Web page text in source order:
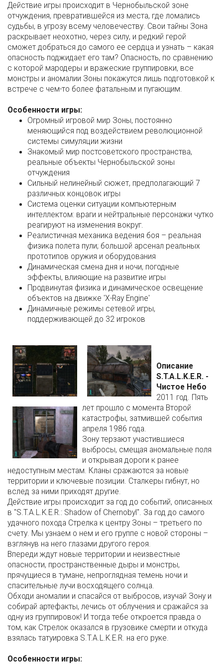
Действие игры происходит в Чернобыльской зоне
отчуждения, превратившейся из места, где ломались
судьбы, в угрозу всему человечеству. Свои тайны Зона
раскрывает неохотно, через силу, и редкий герой
сможет добраться до самого ее сердца и узнать – какая
опасность поджидает его там? Опасность, по сравнению
с которой мародеры и вражеские группировки, все
монстры и аномалии Зоны покажутся лишь подготовкой к
встрече с чем-то более фатальным и пугающим.
Особенности игры:
Огромный игровой мир Зоны, постоянно
меняющийся под воздействием революционной
системы симуляции жизни
Знакомый мир постсоветского пространства,
реальные объекты Чернобыльской зоны
отчуждения
Сильный нелинейный сюжет, предполагающий 7
различных концовок игры
Система оценки ситуации компьютерным
интеллектом: враги и нейтральные персонажи чутко
реагируют на изменения вокруг.
Реалистичная механика ведения боя – реальная
физика полета пули; большой арсенал реальных
прототипов оружия и оборудования
Динамическая смена дня и ночи, погодные
эффекты, влияющие на развитие игры
Продвинутая физика и динамическое освещение
объектов на движке 'X-Ray Engine'
Динамичные режимы сетевой игры,
поддерживающей до 32 игроков
Описание
S.T.A.L.K.E.R. -
Чистое Небо
2011 год. Пять
лет прошло с момента Второй
катастрофы, затмившей события
апреля 1986 года.
Зону терзают участившиеся
выбросы, смещая аномальные поля
и открывая дороги к ранее
недоступным местам. Кланы сражаются за новые
территории и ключевые позиции. Сталкеры гибнут, но
вслед за ними приходят другие.
Действие игры происходит за год до событий, описанных
в "S.T.A.L.K.E.R.: Shadow of Chernobyl". За год до самого
удачного похода Стрелка к центру Зоны – третьего по
счету. Мы узнаем о нем и его группе с новой стороны –
взглянув на него глазами другого героя.
Впереди ждут новые территории и неизвестные
опасности, пространственные дыры и монстры,
прячущиеся в тумане, непроглядная темень ночи и
спасительные лучи восходящего солнца.
Обходи аномалии и спасайся от выбросов, изучай Зону и
собирай артефакты, лечись от облучения и сражайся за
одну из группировок! И тогда тебе откроется правда о
том, как Стрелок оказался в грузовике смерти и откуда
взялась татуировка S.T.A.L.K.E.R. на его руке.
Особенности игры: